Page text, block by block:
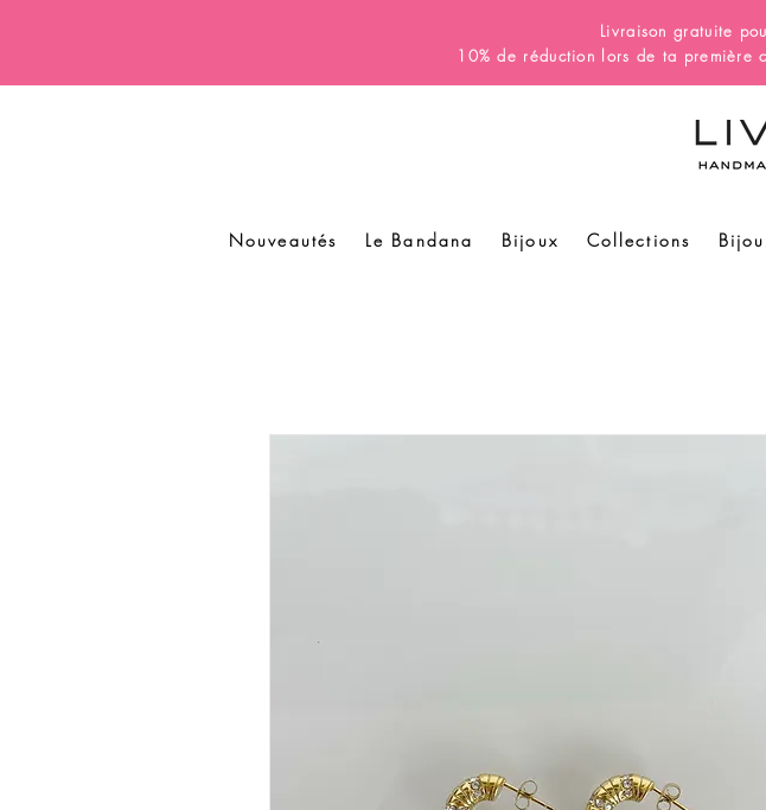
Livraison gratuite
10% de réduction lors de ta première
Nouveautés Le Bandana Bijoux Collections